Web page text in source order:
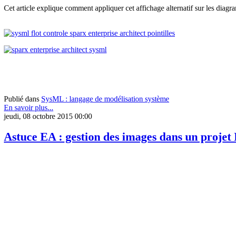
Cet article explique comment appliquer cet affichage alternatif sur les
Publié dans SysML : langage de modélisation système
En savoir plus...
jeudi, 08 octobre 2015 00:00
Astuce EA : gestion des images dans un